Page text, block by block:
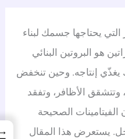
يحتاجها جسمك لبناء
هو البروتين البنائي
إنتاجه. وحين تنخفض
الأظافر، وتفقد
الصحيحة
يستعرض هذا المقال